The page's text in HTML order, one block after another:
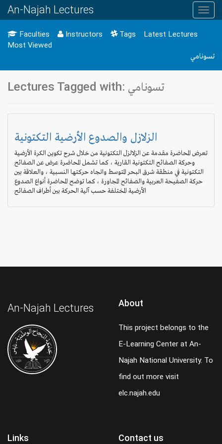
An-Najah Lectures
Faculties Instructors Tags
Latest Lectures
Most Viewed
تسونامي
Lectures Tagged with: تسونامي
الزلازل والصدوع الأرضية التكتونية
تعرض المحاضرة مقدمة عن الزلالزل التكتونية من خلال شرح تكوين الكرة الأرضية
وحركة الصفائح التكتونية القارية ، كما تشمل المحاضرة عرض عن الصفائح
التكتونية في منطقة شرق البحر المتوسط واتجاه حركتها النسبية ، والعلاقة بين
حركة الصفيحة العربية والصفائح المجاورة ، كما توضح المحاضرة أنواع الصدوع
الأرضية المختلفة حسب آلية الحركة بين أطراف الصفائح
An-Najah Lectures About
This project belongs to the
E-Learning Center at An-
Najah National University. To
find out more visit
elc.najah.edu
Links Contact us